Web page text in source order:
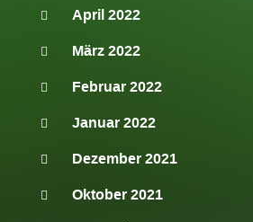
April 2022
März 2022
Februar 2022
Januar 2022
Dezember 2021
Oktober 2021